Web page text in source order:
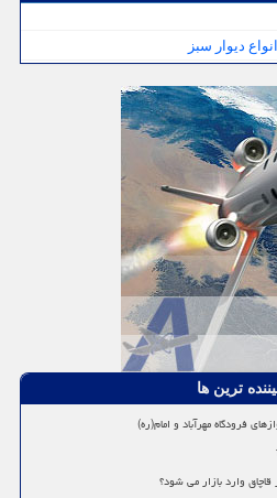
دیوار سبز
ترین ها
فرودگاه مهرآباد و امام(ره)
قاچاق وارد بازار می شود؟